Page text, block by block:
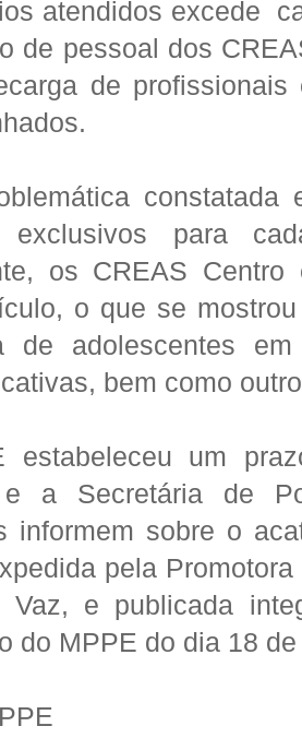
atendidos excede
de pessoal dos
de
exclusivos para
os CREAS
o que se
de adolescentes
bem como
estabeleceu um
e a Secretária de
informem sobre o
pela
Vaz, e publicada
do MPPE do dia 18